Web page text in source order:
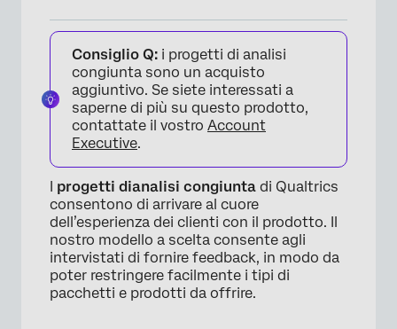
Che cos’è l’analisi congiunta?
Quando si usa l’analisi congiunta?
Progetti di analisi congiunta in QUALTRrics
FAQs
Consiglio Q: i progetti di analisi
congiunta sono un acquisto
aggiuntivo. Se siete interessati a
saperne di più su questo prodotto,
contattate il vostro Account
Executive.
I progetti dianalisi congiunta di Qualtrics
consentono di arrivare al cuore
dell’esperienza dei clienti con il prodotto. Il
nostro modello a scelta consente agli
intervistati di fornire feedback, in modo da
poter restringere facilmente i tipi di
pacchetti e prodotti da offrire.